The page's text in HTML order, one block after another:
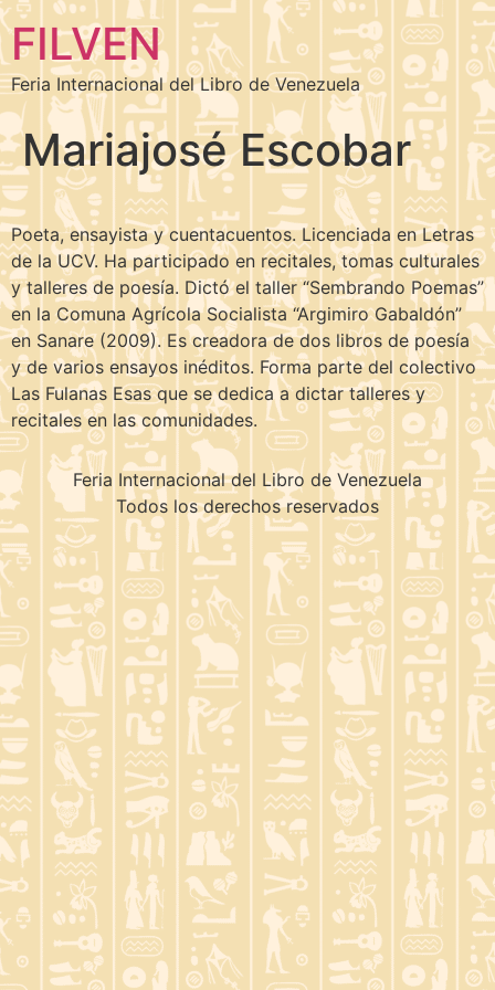
FILVEN
Feria Internacional del Libro de Venezuela
Mariajosé Escobar
Poeta, ensayista y cuentacuentos. Licenciada en Letras
de la UCV. Ha participado en recitales, tomas culturales
y talleres de poesía. Dictó el taller “Sembrando Poemas”
en la Comuna Agrícola Socialista “Argimiro Gabaldón”
en Sanare (2009). Es creadora de dos libros de poesía
y de varios ensayos inéditos. Forma parte del colectivo
Las Fulanas Esas que se dedica a dictar talleres y
recitales en las comunidades.
Feria Internacional del Libro de Venezuela
Todos los derechos reservados